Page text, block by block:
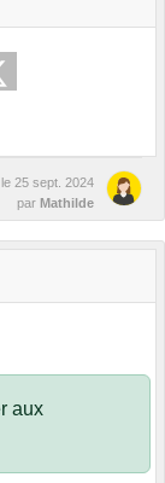
25 sept. 2024
par Mathilde
aux